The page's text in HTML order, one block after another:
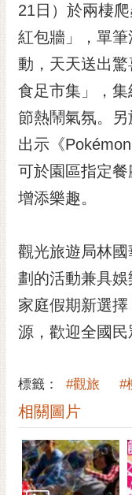
21日）於兩棲
紅包牆」，單
動，天天送出
食足市集」，
節熱鬧氣氛。
出示《
可於園區指定
增添樂趣。
觀光旅遊局林
劃的活動兼具
家庭假期新選
源，歡迎全國民
標籤： #觀旅 #
相關圖片